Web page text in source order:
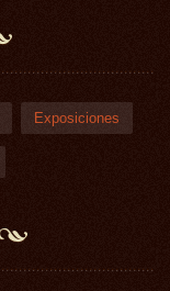
Exposiciones